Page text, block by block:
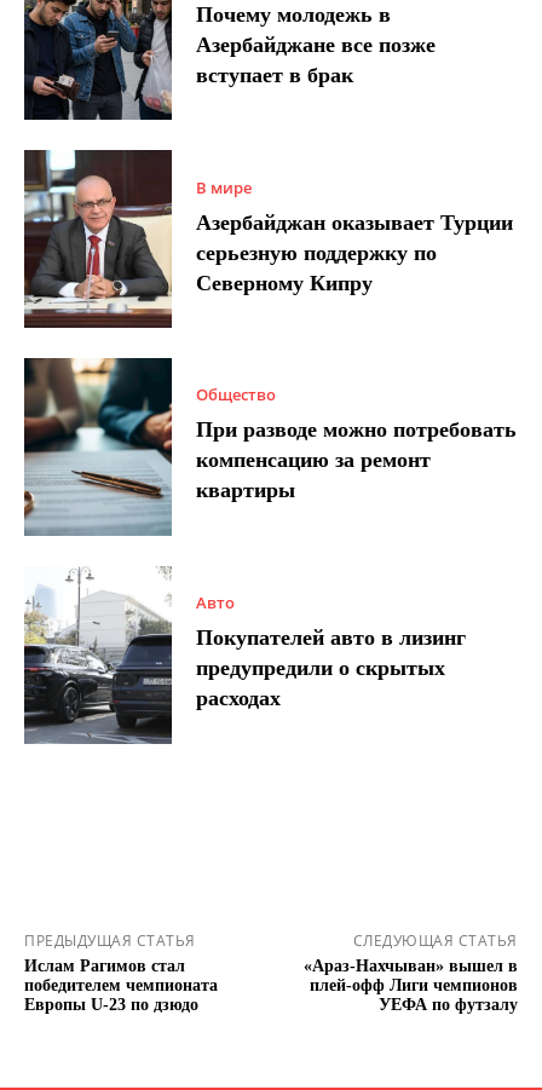
Почему молодежь в
Азербайджане все позже
вступает в брак
В мире
Азербайджан оказывает Турции
серьезную поддержку по
Северному Кипру
Общество
При разводе можно потребовать
компенсацию за ремонт
квартиры
Авто
Покупателей авто в лизинг
предупредили о скрытых
расходах
ПРЕДЫДУЩАЯ СТАТЬЯ
Ислам Рагимов стал
победителем чемпионата
Европы U-23 по дзюдо
СЛЕДУЮЩАЯ СТАТЬЯ
«Араз-Нахчыван» вышел в
плей-офф Лиги чемпионов
УЕФА по футзалу